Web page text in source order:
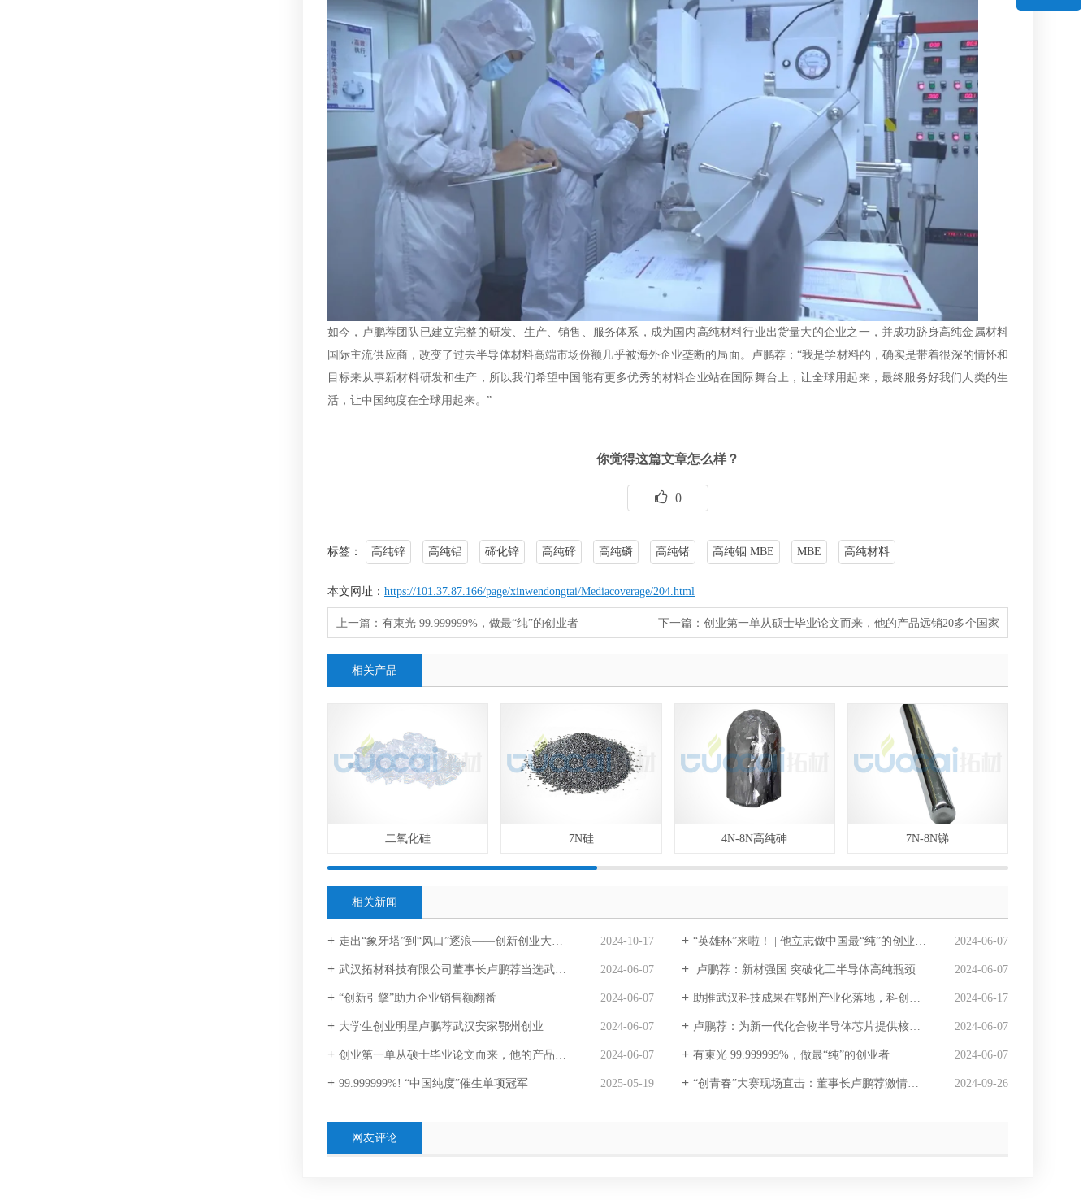
如今，卢鹏荐团队已建立完整的研发、生产、销售、服务体系，成为国内高纯材料行业出货量大的企业之一，并成功跻身高纯金属材料
国际主流供应商，改变了过去半导体材料高端市场份额几乎被海外企业垄断的局面。卢鹏荐：“我是学材料的，确实是带着很深的情怀和
目标来从事新材料研发和生产，所以我们希望中国能有更多优秀的材料企业站在国际舞台上，让全球用起来，最终服务好我们人类的生
活，让中国纯度在全球用起来。”
你觉得这篇文章怎么样？
0
标签： 高纯锌 高纯铝 碲化锌 高纯碲 高纯磷 高纯锗 高纯铟 MBE MBE 高纯材料
本文网址： https://101.37.87.166/page/xinwendongtai/Mediacoverage/204.html
上一篇： 有束光 99.999999%，做最“纯”的创业者 下一篇： 创业第一单从硕士毕业论文而来，他的产品远销20多个国家
相关产品
二氧化硅 7N硅 4N-8N高纯砷 7N-8N锑
相关新闻
走出“象牙塔”到“风口”逐浪——创新创业大赛获奖青年成长访谈 2024-10-17 “英雄杯”来啦！ | 他立志做中国最“纯”的创业者！ 2024-06-07
武汉拓材科技有限公司董事长卢鹏荐当选武汉中小企业协会创业创新分会常务副会长 2024-06-07 卢鹏荐：新材强国 突破化工半导体高纯瓶颈 2024-06-07
“创新引擎”助力企业销售额翻番 2024-06-07 助推武汉科技成果在鄂州产业化落地，科创利“器”为武鄂科技同兴注入新动能 2024-06-17
大学生创业明星卢鹏荐武汉安家鄂州创业 2024-06-07 卢鹏荐：为新一代化合物半导体芯片提供核心原材料 2024-06-07
创业第一单从硕士毕业论文而来，他的产品远销20多个国家 2024-06-07 有束光 99.999999%，做最“纯”的创业者 2024-06-07
99.999999%! “中国纯度”催生单项冠军 2025-05-19 “创青春”大赛现场直击：董事长卢鹏荐激情演讲，点亮青年创新梦想 2024-09-26
网友评论